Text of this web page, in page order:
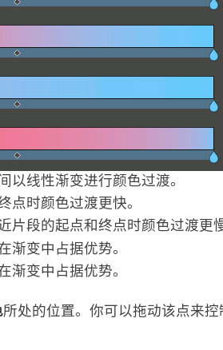
以线性渐变进行颜色过渡。
点时颜色过渡更快。
片段的起点和终点时颜色过渡更慢
渐变中占据优势。
渐变中占据优势。
所处的位置。你可以拖动该点来